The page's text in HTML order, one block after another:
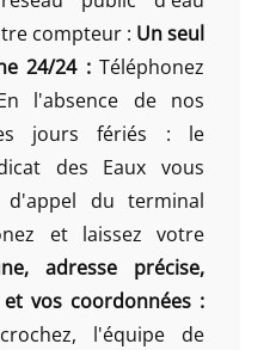
compteur : Un seul
24/24 :Téléphonez
l'absence de nos
jours fériés : le
des Eaux vous
du terminal
et laissez votre
adresse précise,
vos coordonnées :
l'équipe de